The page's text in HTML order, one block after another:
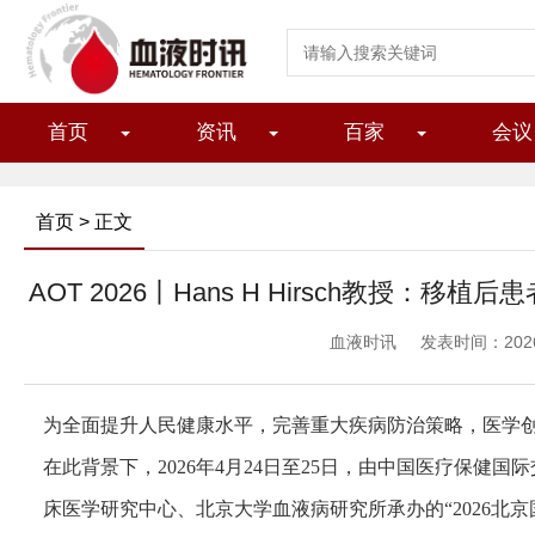
首页 资讯 百家 会议
首页 > 正文
AOT 2026丨Hans H Hirsch教授：移植后
血液时讯 发表时间：
为全面提升人民健康水平，完善重大疾病防治策略，医学
在此背景下，2026年4月24日至25日，由中国医疗保健国
床医学研究中心、北京大学血液病研究所承办的“2026北